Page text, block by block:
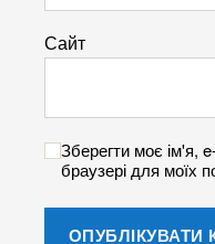
Сайт
Зберегти моє ім'я,
браузері для моїх